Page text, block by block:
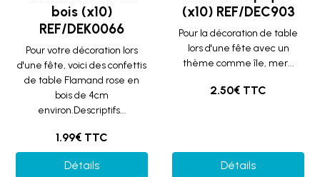
bois (x10)
REF/DEK0066
Pour votre décoration lors
d'une fête, voici des confettis
de table Flamand rose en
bois de 4cm
environ.Descriptifs...
1.99€ TTC
Détails
(x10) REF/DEC903
Pour la décoration de table
lors d'une fête avec un
thème comme île, mer...
2.50€ TTC
Détails